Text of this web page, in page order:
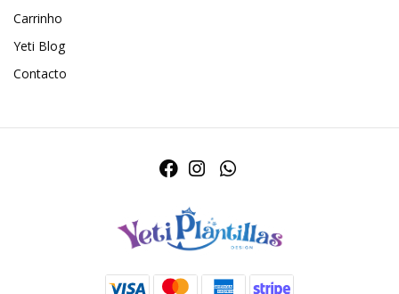
Carrinho
Yeti Blog
Contacto